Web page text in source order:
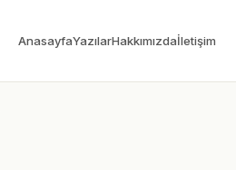
AnasayfaYazılarHakkımızdaİletişim